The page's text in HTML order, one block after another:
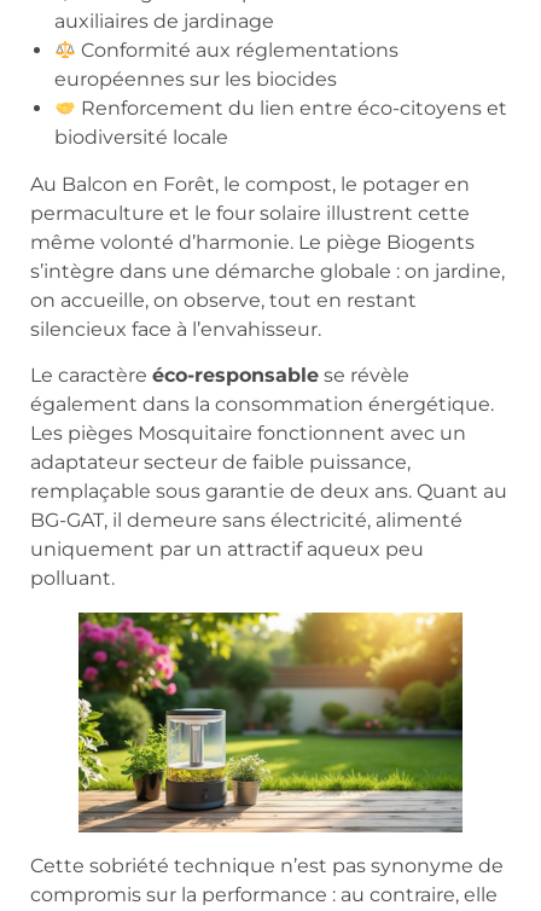
auxiliaires de jardinage
Conformité aux réglementations
européennes sur les biocides
Renforcement du lien entre éco-citoyens et
biodiversité locale
Au Balcon en Forêt, le compost, le potager en
permaculture et le four solaire illustrent cette
même volonté d’harmonie. Le piège Biogents
s’intègre dans une démarche globale : on jardine,
on accueille, on observe, tout en restant
silencieux face à l’envahisseur.
Le caractère éco-responsable se révèle
également dans la consommation énergétique.
Les pièges Mosquitaire fonctionnent avec un
adaptateur secteur de faible puissance,
remplaçable sous garantie de deux ans. Quant au
BG-GAT, il demeure sans électricité, alimenté
uniquement par un attractif aqueux peu
polluant.
Cette sobriété technique n’est pas synonyme de
compromis sur la performance : au contraire, elle